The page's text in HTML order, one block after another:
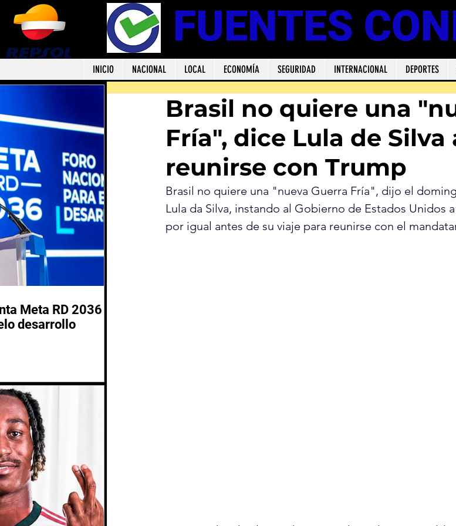
FUENTES
INICIO NACIONAL LOCAL ECONOMÍA SEGURIDAD INTERNACIONAL DEPORTES
Brasil no quiere una
Fría", dice Lula de Silva
reunirse con Trump
Brasil no quiere una "nueva Guerra Fría", dijo el
‌Lula da Silva, instando al Gobierno de Estados Unidos ‌a tratar a todos los países
por igual antes de su viaje para ​reunirse con el
Meta RD 2036
desarrollo